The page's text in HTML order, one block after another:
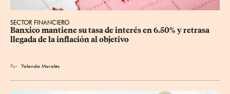
SECTOR FINANCIERO
Banxico mantiene su tasa de interés en 6.50% y retrasa
llegada de la inflación al objetivo
Por Yolanda Morales